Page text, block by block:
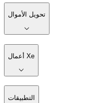
تحويل الأموال
أعمال Xe
التطبيقات